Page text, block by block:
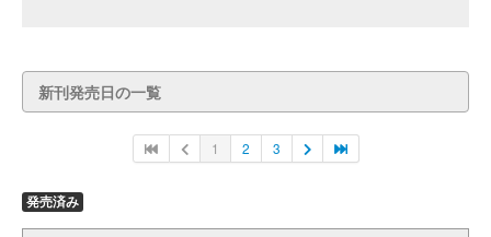
新刊発売日の一覧
1 2 3
発売済み